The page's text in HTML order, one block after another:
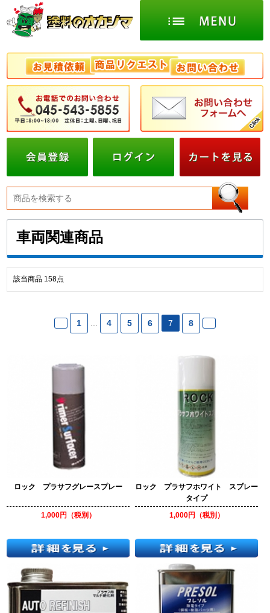
車両関連商品
該当商品 158点
1 ... 4 5 6 7 8
ロック プラサフグレースプレー
1,000円（税別）
ロック プラサフホワイト スプレー
タイプ
1,000円（税別）